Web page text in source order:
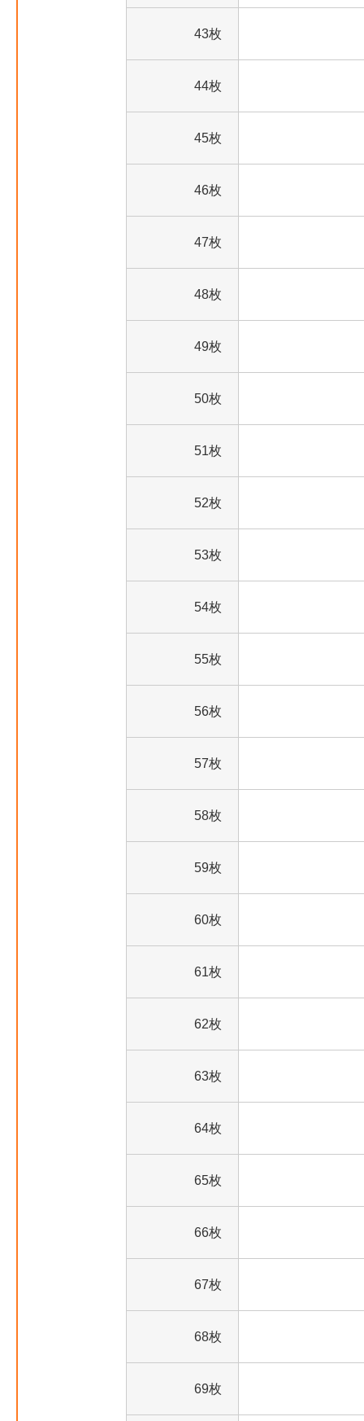
43枚
44枚
45枚
46枚
47枚
48枚
49枚
50枚
51枚
52枚
53枚
54枚
55枚
56枚
57枚
58枚
59枚
60枚
61枚
62枚
63枚
64枚
65枚
66枚
67枚
68枚
69枚